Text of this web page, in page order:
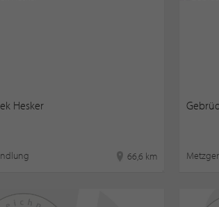
Hesker
66,6 km